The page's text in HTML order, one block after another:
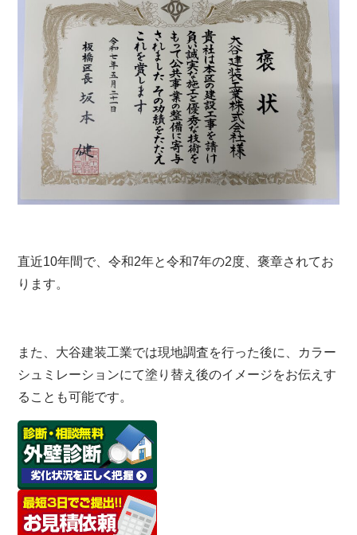
直近10年間で、令和2年と令和7年の2度、褒章されてお
ります。
また、大谷建装工業では現地調査を行った後に、カラー
シュミレーションにて塗り替え後のイメージをお伝えす
ることも可能です。